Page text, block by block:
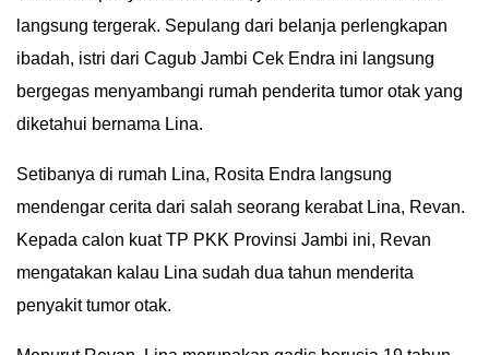
OTOMOTIF
HIBURAN
GALLERY
IN
DEPTH
OPINI
langsung tergerak. Sepulang dari belanja perlengkapan
ibadah, istri dari Cagub Jambi Cek Endra ini langsung
bergegas menyambangi rumah penderita tumor otak yang
diketahui bernama Lina.
Setibanya di rumah Lina, Rosita Endra langsung
mendengar cerita dari salah seorang kerabat Lina, Revan.
Kepada calon kuat TP PKK Provinsi Jambi ini, Revan
mengatakan kalau Lina sudah dua tahun menderita
penyakit tumor otak.